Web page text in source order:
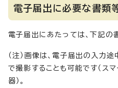
電子届出に必要な書類
電子届出にあたっては、下記の
（注）画像は、電子届出の入力途
で撮影することも可能です（ス
器）。